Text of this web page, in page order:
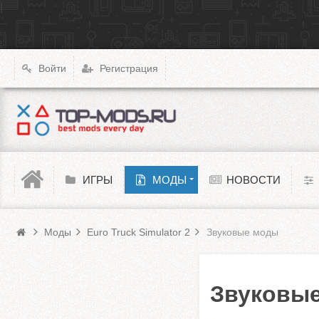
Войти Регистрация
Моды Euro Truck Simulator 2
ИГРЫ МОДЫ
XCOM: Chimera Squad
Cyberpunk 2077
Teardown
Melon Playground
Barotrauma НОВОСТИ
Моды Euro Truck Simulator 2 Звуковые моды